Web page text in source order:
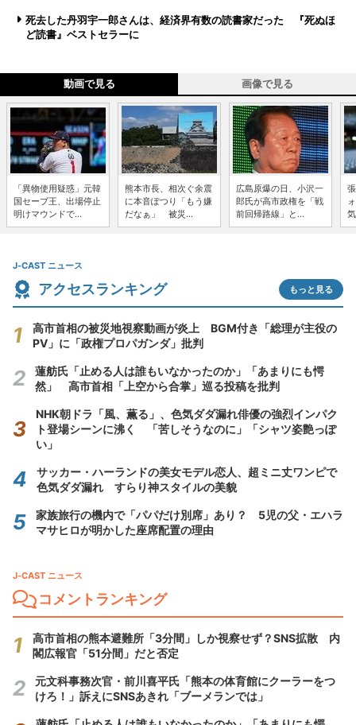
死去した丹羽宇一郎さんは、経済界有数の読書家だった 『死ぬほ
ど読書』ベストセラーに
動画で見る 画像で見る
「異物使用疑惑」元韓
国セーブ王、出場停止
明けマウンドで...
熊本市長、相次ぐ余震
に本音ぽつり「もう嫌
だなぁ」 被災...
広島原爆の日、小沢一
郎氏が高市政権を「戦
前回帰路線」と...
J-CAST ニュース
アクセスランキング もっと見る
高市首相の被災地視察動画が炎上 BGM付き「総理が主役の
PV」に「政権プロパガンダ」批判
蓮舫氏「止める人は誰もいなかったのか」「あまりにも愕
然」 高市首相「上空から合掌」巡る投稿を批判
NHK朝ドラ「風、薫る」、色気ダダ漏れ俳優の強烈インパク
ト登場シーンに沸く 「苦しそうなのに」「シャツ姿艶っぽ
い」
サッカー・ハーランドの美女モデル恋人、超ミニ丈ワンピで
色気ダダ漏れ すらり神スタイルの美貌
家族旅行の機内で「パパだけ別席」あり？ 5児の父・エハラ
マサヒロが明かした座席配置の理由
J-CAST ニュース
コメントランキング
高市首相の熊本避難所「3分間」しか視察せず？SNS拡散 内
閣広報官「51分間」だと否定
元文科事務次官・前川喜平氏「熊本の体育館にクーラーをつ
けろ！」訴えにSNSあきれ「ブーメランでは」